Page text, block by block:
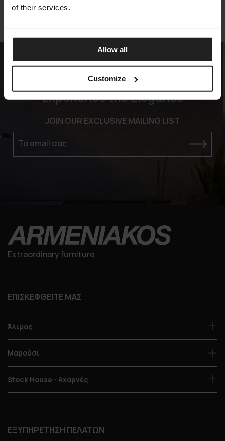
of their services.
Allow all
Customize
Experience the Elegance
JOIN OUR EXCLUSIVE MAILING LIST
Το email σας
Extraordinary furniture
ΕΠΙΣΚΕΦΘΕΙΤΕ ΜΑΣ
Άλιμος
Μαρούσι
Stock House - Αχαρνές
ΕΞΥΠΗΡΕΤΗΣΗ ΠΕΛΑΤΩΝ